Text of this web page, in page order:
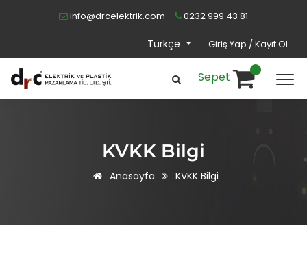
info@drcelektrik.com 0232 999 43 81
Giriş Yap / Kayıt Ol
Türkçe
Sepet
KVKK Bilgi
Anasayfa KVKK Bilgi